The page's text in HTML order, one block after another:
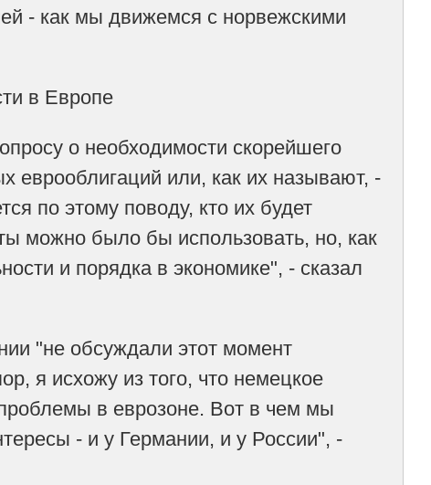
- как мы движемся с норвежскими
в Европе
о необходимости скорейшего
еврооблигаций или, как их называют, -
по этому поводу, кто их будет
можно было бы использовать, но, как
и порядка в экономике", - сказал
"не обсуждали этот момент
я исхожу из того, что немецкое
в еврозоне. Вот в чем мы
- и у Германии, и у России", -